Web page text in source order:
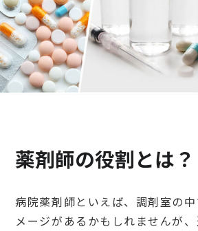
出産・子ども
病院の機能と役割
薬剤師の役割とは？
病院薬剤師といえば、調剤室の
メージがあるかもしれませんが